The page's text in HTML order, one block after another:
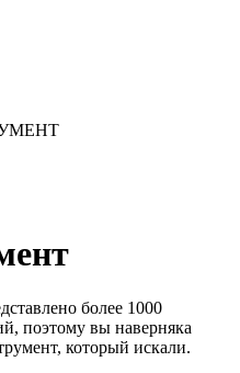
более 1000
поэтому вы наверняка
который искали.